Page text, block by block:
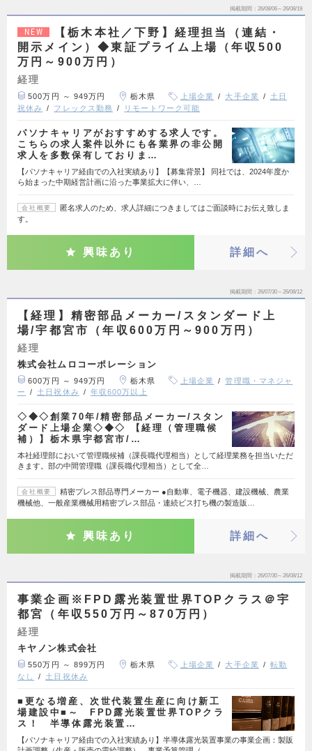
掲載期間 26/08/06～26/08/19
NEW
【栃木本社／下野】経理担当（連結・
開示メイン）◆東証プライム上場（年収500
万円～900万円）
経理
500万円 ～ 949万円 栃木県 上場企業 大手企業
土日
祝休み
フレックス勤務 リモートワーク可能
パソナキャリアがおすすめする求人です。
こちらの求人案件以外にも各業界の非公開
求人を多数保有しておりま…
【パソナキャリア経由での入社実績あり】【募集背景】 同社では、2024年度か
ら始まった中期経営計画に沿った事業拡大に伴い、…
会社概要
匿名求人のため、求人詳細につきましてはご面談時にお伝え致しま
す。
興味あり 詳細へ
掲載期間 26/07/30～26/08/12
【経理】精密部品メーカー/スタンダード上
場/宇都宮市（年収600万円～900万円）
経理
株式会社ムロコーポレーション
600万円 ～ 949万円 栃木県 上場企業
管理職・マネジャ
ー
土日祝休み 年収600万以上
◇◆◇創業70年/精密部品メーカー/スタン
ダード上場企業◇◆◇ 【経理（管理職候
補）】栃木県宇都宮市/…
本社経理部において管理職候補（課長職代理相当）として経理業務を担当いただ
きます。部の中間管理職（課長職代理相当）として全…
会社概要
精密プレス部品専門メーカー ●自動車、電子機器、建設機械、農業
機械他、一般産業機械用精密プレス部品・連続ビス打ち機の製造販…
興味あり 詳細へ
掲載期間 26/07/30～26/08/12
事業企画※FPD露光装置世界TOPクラス＠宇
都宮（年収550万円～870万円）
経理
キヤノン株式会社
550万円 ～ 899万円 栃木県 上場企業 大手企業
転勤
なし
土日祝休み
■更なる増産、次世代装置生産に向け新工
場建設中■～ FPD露光装置世界TOPクラ
ス！ 半導体露光装置…
【パソナキャリア経由での入社実績あり】半導体露光装置事業の事業企画：製販